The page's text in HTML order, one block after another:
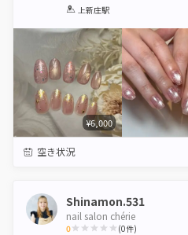
1 2 3 4 5
上新庄駅
¥6,000
空き状況
Shinamon.531
nail salon chérie
0 (0件)